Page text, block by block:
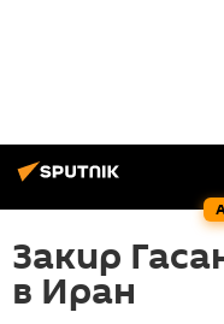
Закир
в Иран